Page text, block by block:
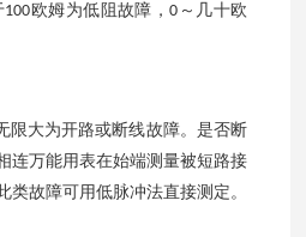
100欧姆为低阻故障，0 ～几十欧
限大为开路或断线故障。是否断
连万能用表在始端测量被短路接
类故障可用低脉冲法直接测定。